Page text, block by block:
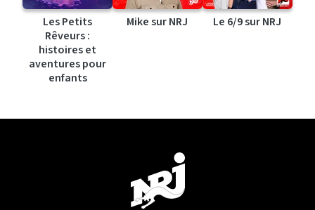
Les Petits
Rêveurs :
histoires et
aventures pour
enfants
Mike sur NRJ Le 6/9 sur NRJ